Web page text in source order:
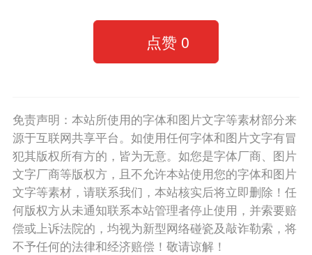
点赞 0
免责声明：本站所使用的字体和图片文字等素材部分来
源于互联网共享平台。如使用任何字体和图片文字有冒
犯其版权所有方的，皆为无意。如您是字体厂商、图片
文字厂商等版权方，且不允许本站使用您的字体和图片
文字等素材，请联系我们，本站核实后将立即删除！任
何版权方从未通知联系本站管理者停止使用，并索要赔
偿或上诉法院的，均视为新型网络碰瓷及敲诈勒索，将
不予任何的法律和经济赔偿！敬请谅解！